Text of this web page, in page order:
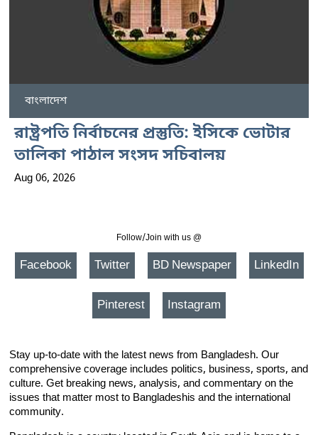
বাংলাদেশ
রাষ্ট্রপতি নির্বাচনের প্রস্তুতি: ইসিকে ভোটার
তালিকা পাঠাল সংসদ সচিবালয়
Aug 06, 2026
Follow/Join with us @
Facebook Twitter BD Newspaper LinkedIn
Pinterest Instagram
Stay up-to-date with the latest news from Bangladesh. Our
comprehensive coverage includes politics, business, sports, and
culture. Get breaking news, analysis, and commentary on the
issues that matter most to Bangladeshis and the international
community.